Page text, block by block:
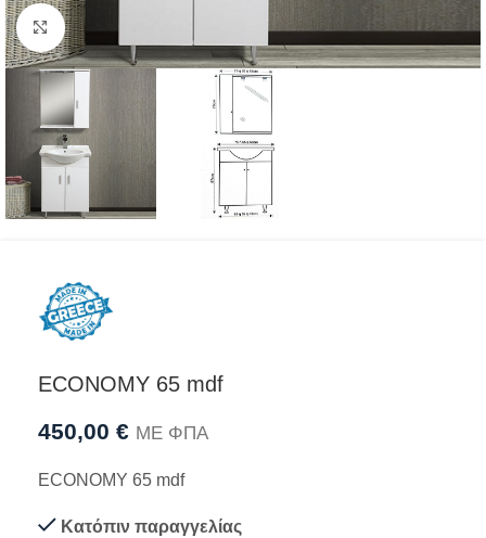
Προβολή
ECONOMY 65 mdf
450,00 € ΜΕ ΦΠΑ
ECONOMY 65 mdf
Κατόπιν παραγγελίας